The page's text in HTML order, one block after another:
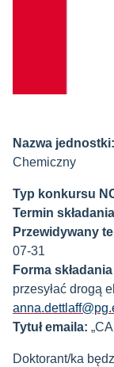
Nazwa jednostki:
Chemiczny
Typ konkursu
Termin
Przewidywany
07-31
Forma
przesyłać drogą
Tytuł emaila:
Doktorant/ka